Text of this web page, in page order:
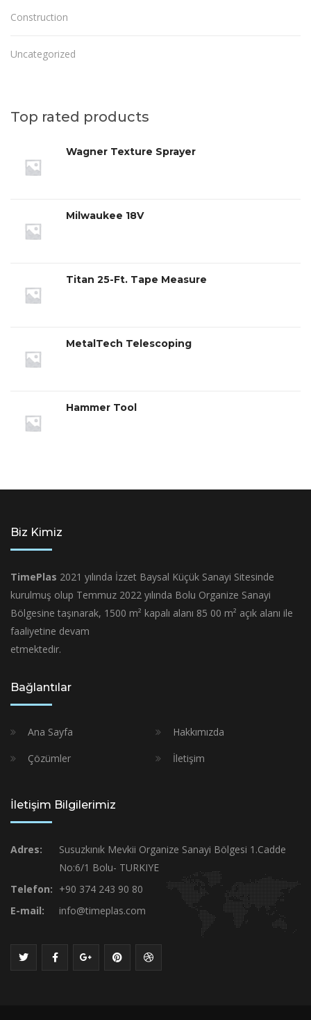
Construction
Uncategorized
Top rated products
Wagner Texture Sprayer
Milwaukee 18V
Titan 25-Ft. Tape Measure
MetalTech Telescoping
Hammer Tool
Biz Kimiz
TimePlas 2021 yılında İzzet Baysal Küçük Sanayi Sitesinde
kurulmuş olup Temmuz 2022 yılında Bolu Organize Sanayi
Bölgesine taşınarak, 1500 m² kapalı alanı 85 00 m² açık alanı ile
faaliyetine devam
etmektedir.
Bağlantılar
Ana Sayfa
Hakkımızda
Çözümler
İletişim
İletişim Bilgilerimiz
Adres:
Susuzkınık Mevkii Organize Sanayi Bölgesi 1.Cadde
No:6/1 Bolu- TURKIYE
Telefon: +90 374 243 90 80
E-mail:
info@timeplas.com